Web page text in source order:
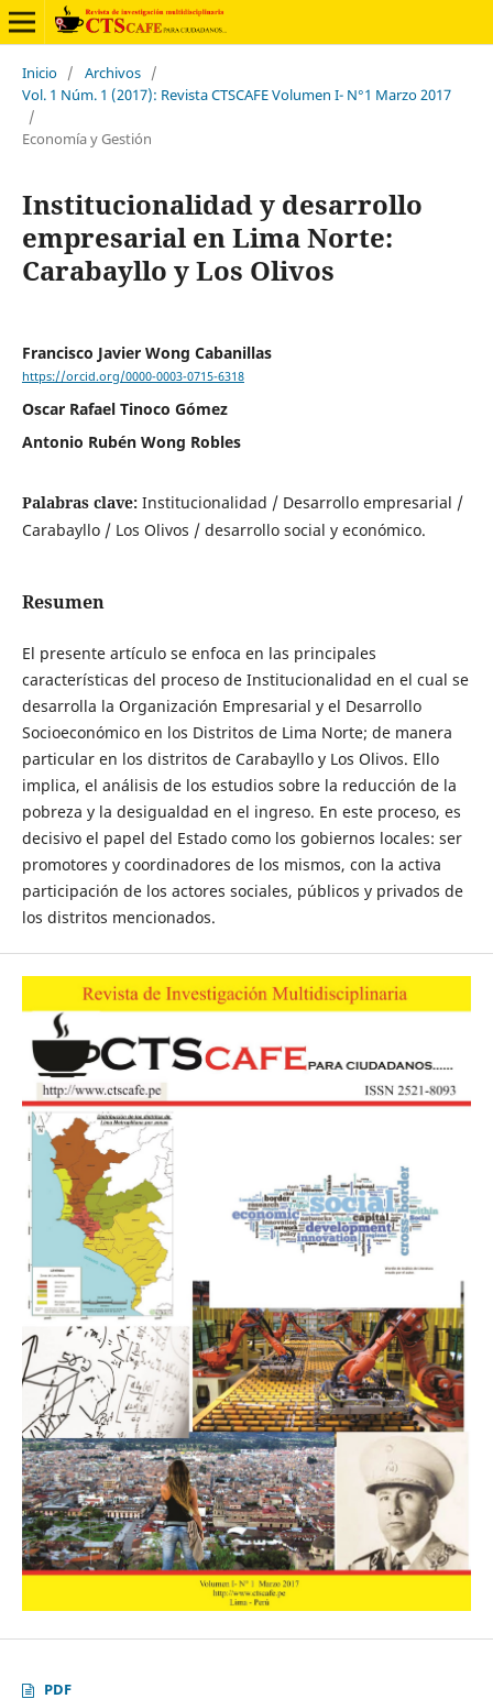
Inicio / Archivos /
Vol. 1 Núm. 1 (2017): Revista CTSCAFE Volumen I- N°1 Marzo 2017
/
Economía y Gestión
Institucionalidad y desarrollo
empresarial en Lima Norte:
Carabayllo y Los Olivos
Francisco Javier Wong Cabanillas
https://orcid.org/0000-0003-0715-6318
Oscar Rafael Tinoco Gómez
Antonio Rubén Wong Robles
Palabras clave: Institucionalidad / Desarrollo empresarial /
Carabayllo / Los Olivos / desarrollo social y económico.
Resumen
El presente artículo se enfoca en las principales
características del proceso de Institucionalidad en el cual se
desarrolla la Organización Empresarial y el Desarrollo
Socioeconómico en los Distritos de Lima Norte; de manera
particular en los distritos de Carabayllo y Los Olivos. Ello
implica, el análisis de los estudios sobre la reducción de la
pobreza y la desigualdad en el ingreso. En este proceso, es
decisivo el papel del Estado como los gobiernos locales: ser
promotores y coordinadores de los mismos, con la activa
participación de los actores sociales, públicos y privados de
los distritos mencionados.
PDF